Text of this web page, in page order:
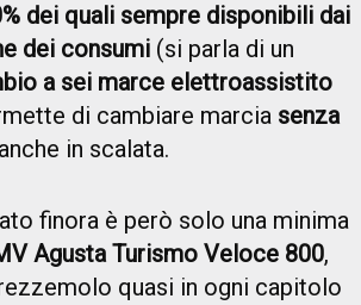
dei quali sempre disponibili dai
dei consumi (si parla di un
a sei marce elettroassistito
di cambiare marcia senza
in scalata.
finora è però solo una minima
Agusta Turismo Veloce 800,
quasi in ogni capitolo